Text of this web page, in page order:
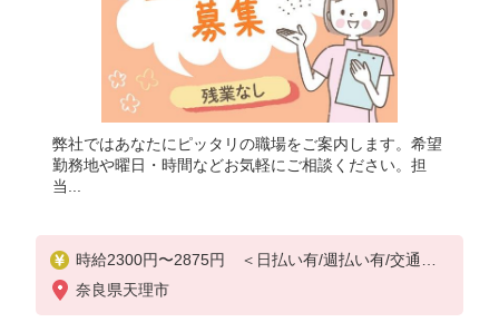
弊社ではあなたにピッタリの職場をご案内します。希望
勤務地や曜日・時間などお気軽にご相談ください。担
当...
時給2300円〜2875円 ＜日払い有/週払い有/交通費
全支給(ガソリン代含む)＞
奈良県天理市